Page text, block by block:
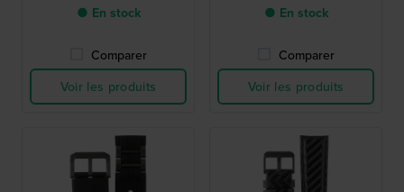
● En stock
Comparer
Voir les produits
● En stock
Comparer
Voir les produits